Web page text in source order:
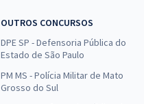
OUTROS CONCURSOS
DPE SP - Defensoria Pública do
Estado de São Paulo
PM MS - Polícia Militar de Mato
Grosso do Sul